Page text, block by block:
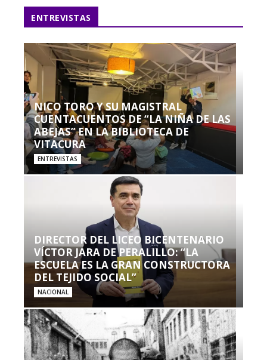
ENTREVISTAS
NICO TORO Y SU MAGISTRAL
CUENTACUENTOS DE “LA NIÑA DE LAS
ABEJAS” EN LA BIBLIOTECA DE
VITACURA
ENTREVISTAS
DIRECTOR DEL LICEO BICENTENARIO
VÍCTOR JARA DE PERALILLO: “LA
ESCUELA ES LA GRAN CONSTRUCTORA
DEL TEJIDO SOCIAL”
NACIONAL